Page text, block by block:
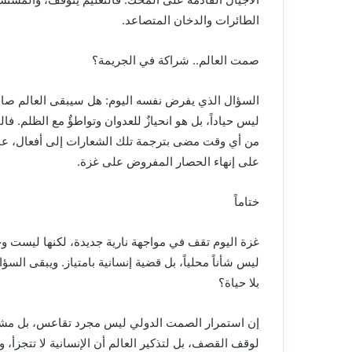
الطائرات والدخان المتصاعد.
صمت العالم.. شراكة في الجريمة؟
السؤال الذي يفرض نفسه اليوم: هل سيبقى العالم
ليس حياداً، بل هو انحيازٌ للعدوان وتواطؤٌ مع الظلم.
من أي وقت مضى بترجمة تلك الشعارات إلى أفعال،
على إنهاء الحصار المفروض على غزة.
ختاماً
غزة اليوم تقف في مواجهة نارية جديدة، لكنها
ليس شأناً محلياً، بل قضية إنسانية بامتياز. ويبقى
بلا حياة؟
إن استمرار الصمت الدولي ليس مجرد تقاعس، بل
لوقف القصف، بل لتذكير العالم أن الإنسانية لا